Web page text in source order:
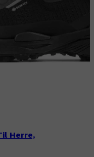
Herre,